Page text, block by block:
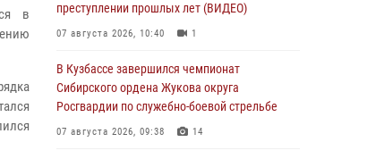
в
преступлении прошлых лет (ВИДЕО)
07 августа 2026, 10:40 1
В Кузбассе завершился чемпионат
Сибирского ордена Жукова округа
Росгвардии по служебно-боевой стрельбе
07 августа 2026, 09:38 14